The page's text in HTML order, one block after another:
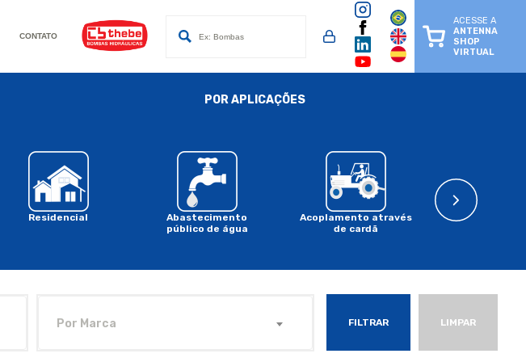
CONTATO
ACESSE A
ANTENNA
SHOP
VIRTUAL
POR APLICAÇÕES
Residencial
Abastecimento
público de água
Acoplamento através
de cardã
Por Marca FILTRAR LIMPAR